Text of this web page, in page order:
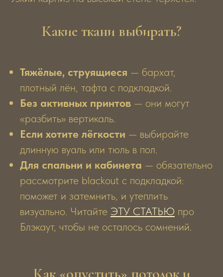
Какие ткани выбирать?
Тяжёлые, струящиеся — бархат,
плотный лён, тафта с подкладкой.
Без активных принтов — они могут
«разбить» вертикаль.
Если хотите лёгкости — выбирайте
длинную вуаль или тюль в пол.
Для спальни и кабинета — обязательно
рассмотрите blackout с подкладкой:
поможет и затемнить, и утеплить
визуально. Читайте ЭТУ СТАТЬЮ про
Блэкаут, чтобы не осталось сомнений.